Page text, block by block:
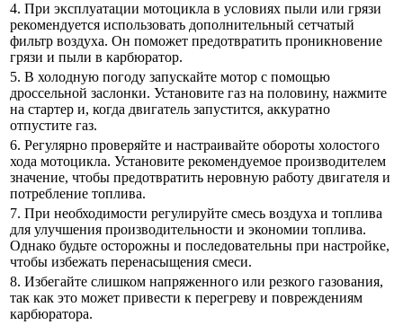
4. При эксплуатации мотоцикла в условиях пыли или грязи
рекомендуется использовать дополнительный сетчатый
фильтр воздуха. Он поможет предотвратить проникновение
грязи и пыли в карбюратор.
5. В холодную погоду запускайте мотор с помощью
дроссельной заслонки. Установите газ на половину, нажмите
на стартер и, когда двигатель запустится, аккуратно
отпустите газ.
6. Регулярно проверяйте и настраивайте обороты холостого
хода мотоцикла. Установите рекомендуемое производителем
значение, чтобы предотвратить неровную работу двигателя и
потребление топлива.
7. При необходимости регулируйте смесь воздуха и топлива
для улучшения производительности и экономии топлива.
Однако будьте осторожны и последовательны при настройке,
чтобы избежать перенасыщения смеси.
8. Избегайте слишком напряженного или резкого газования,
так как это может привести к перегреву и повреждениям
карбюратора.